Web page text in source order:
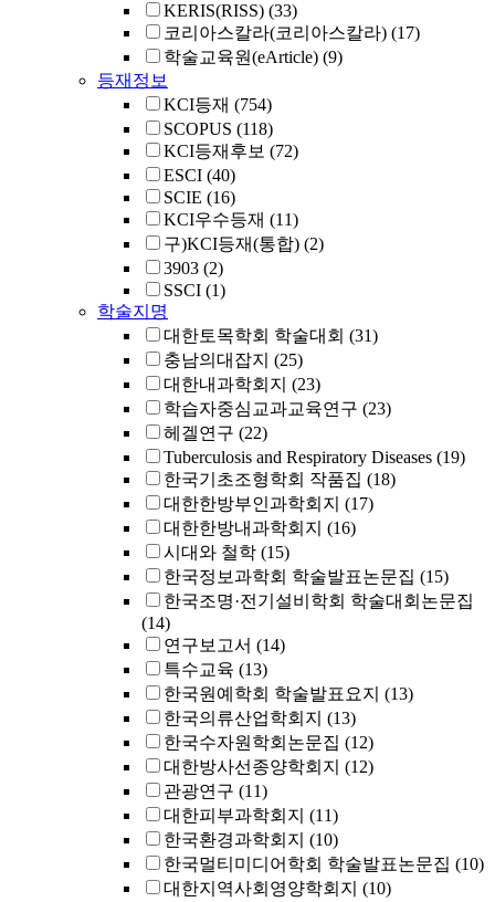
KERIS(RISS) (33)
코리아스칼라(코리아스칼라) (17)
학술교육원(eArticle) (9)
등재정보
KCI등재 (754)
SCOPUS (118)
KCI등재후보 (72)
ESCI (40)
SCIE (16)
KCI우수등재 (11)
구)KCI등재(통합) (2)
3903 (2)
SSCI (1)
학술지명
대한토목학회 학술대회 (31)
충남의대잡지 (25)
대한내과학회지 (23)
학습자중심교과교육연구 (23)
헤겔연구 (22)
Tuberculosis and Respiratory Diseases (19)
한국기초조형학회 작품집 (18)
대한한방부인과학회지 (17)
대한한방내과학회지 (16)
시대와 철학 (15)
한국정보과학회 학술발표논문집 (15)
한국조명·전기설비학회 학술대회논문집
(14)
연구보고서 (14)
특수교육 (13)
한국원예학회 학술발표요지 (13)
한국의류산업학회지 (13)
한국수자원학회논문집 (12)
대한방사선종양학회지 (12)
관광연구 (11)
대한피부과학회지 (11)
한국환경과학회지 (10)
한국멀티미디어학회 학술발표논문집 (10)
대한지역사회영양학회지 (10)